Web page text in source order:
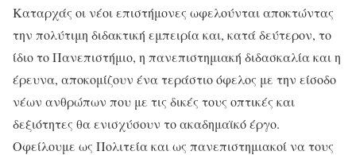
Καταρχάς οι νέοι επιστήμονες ωφελούνται αποκτώντας
την πολύτιμη διδακτική εμπειρία και, κατά δεύτερον, το
ίδιο το Πανεπιστήμιο, η πανεπιστημιακή διδασκαλία και η
έρευνα, αποκομίζουν ένα τεράστιο όφελος με την είσοδο
νέων ανθρώπων που με τις δικές τους οπτικές και
δεξιότητες θα ενισχύσουν το ακαδημαϊκό έργο.
Οφείλουμε ως Πολιτεία και ως πανεπιστημιακοί να τους